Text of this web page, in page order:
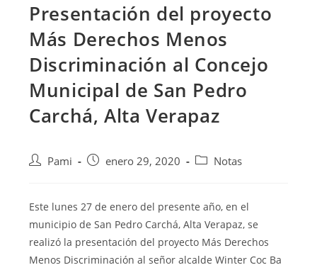
Presentación del proyecto
Más Derechos Menos
Discriminación al Concejo
Municipal de San Pedro
Carchá, Alta Verapaz
Pami enero 29, 2020 Notas
Este lunes 27 de enero del presente año, en el
municipio de San Pedro Carchá, Alta Verapaz, se
realizó la presentación del proyecto Más Derechos
Menos Discriminación al señor alcalde Winter Coc Ba